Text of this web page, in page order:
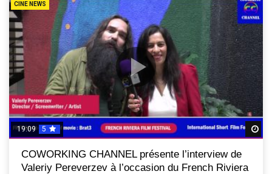
CINE NEWS
19:09 5
COWORKING CHANNEL présente l’interview de
Valeriy Pereverzev à l’occasion du French Riviera